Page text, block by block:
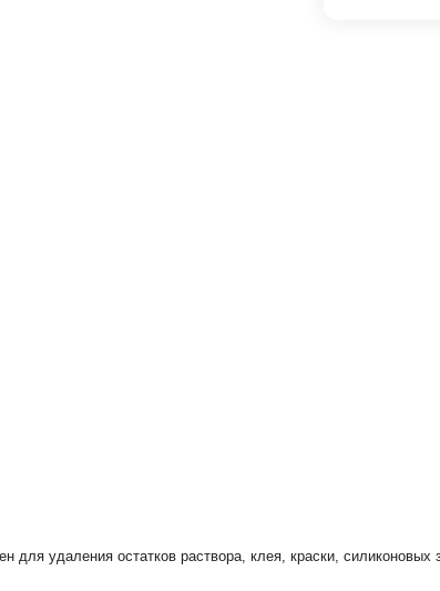
удаления остатков раствора, клея, краски, силиконовых